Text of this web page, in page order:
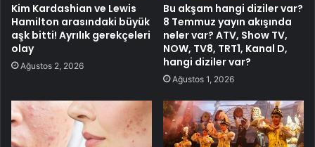
Kim Kardashian ve Lewis
Hamilton arasındaki büyük
aşk bitti! Ayrılık gerekçeleri
olay
Ağustos 2, 2026
Bu akşam hangi diziler var?
8 Temmuz yayın akışında
neler var? ATV, Show TV,
NOW, TV8, TRT1, Kanal D,
hangi diziler var?
Ağustos 1, 2026